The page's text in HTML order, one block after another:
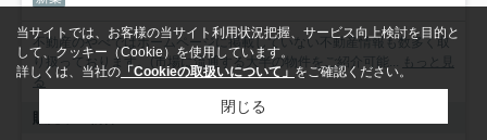
不動産のやべではホームページに掲載していない不動産情報も数多く取
り扱っております。(市場に流通する大半の物件をご紹介可能...
もっと見
る
販売中の物件
当サイトでは、お客様の当サイト利用状況把握、サービス向上検討を目的と
して、クッキー（Cookie）を使用しています。
詳しくは、当社の 「Cookieの取扱いについて」 をご確認ください。
閉じる